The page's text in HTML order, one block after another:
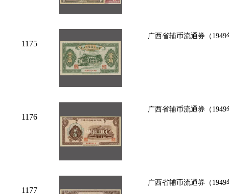
1175
广西省辅币流通券（
1176
广西省辅币流通券（
1177
广西省辅币流通券（